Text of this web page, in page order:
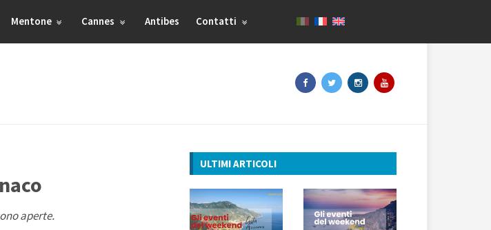
Mentone Cannes Antibes Contatti
aperte.
ULTIMI ARTICOLI